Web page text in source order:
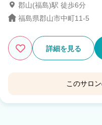
郡山(福島)駅 徒歩6分
福島県郡山市中町11-5
詳細を見る
このサロ
【完全個室サロン】